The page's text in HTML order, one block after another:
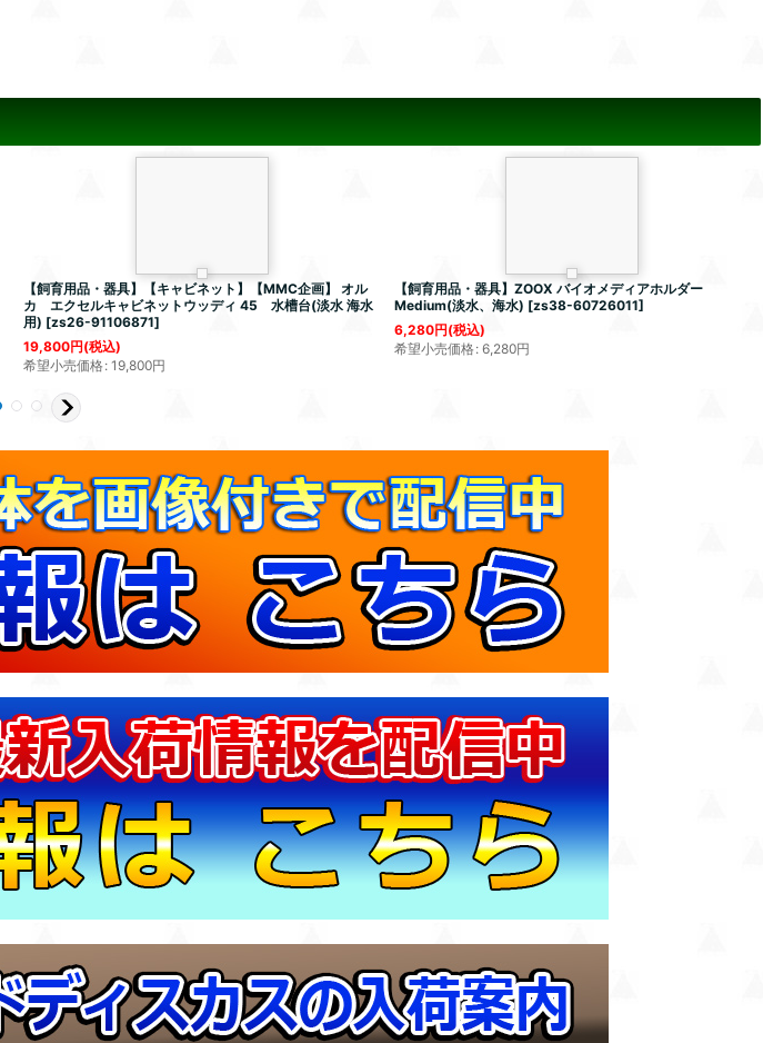
【飼育用品・器具】【キャビネット】【MMC企画】 オル
カ エクセルキャビネットウッディ 45 水槽台(淡水 海水
用) [zs26-91106871]
19,800円(税込)
希望小売価格: 19,800円
【飼育用品・器具】ZOOX バイオメディアホルダー
Medium(淡水、海水) [zs38-60726011]
6,280円(税込)
希望小売価格: 6,280円